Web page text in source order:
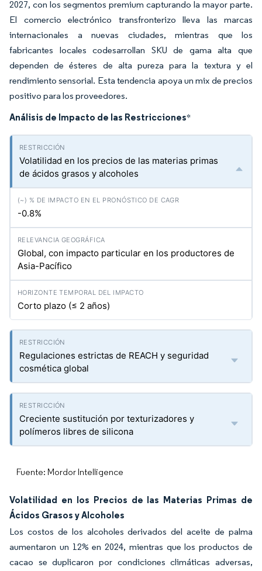
2027, con los segmentos premium capturando la mayor parte.
El comercio electrónico transfronterizo lleva las marcas
internacionales a nuevas ciudades, mientras que los
fabricantes locales codesarrollan SKU de gama alta que
dependen de ésteres de alta pureza para la textura y el
rendimiento sensorial. Esta tendencia apoya un mix de precios
positivo para los proveedores.
Análisis de Impacto de las Restricciones*
Volatilidad en los precios de las materias primas
de ácidos grasos y alcoholes
-0.8%
Global, con impacto particular en los productores de
Asia-Pacífico
Corto plazo (≤ 2 años)
Regulaciones estrictas de REACH y seguridad
cosmética global
Creciente sustitución por texturizadores y
polímeros libres de silicona
Fuente: Mordor Intelligence
Volatilidad en los Precios de las Materias Primas de
Ácidos Grasos y Alcoholes
Los costos de los alcoholes derivados del aceite de palma
aumentaron un 12% en 2024, mientras que los productos de
cacao se duplicaron por condiciones climáticas adversas,